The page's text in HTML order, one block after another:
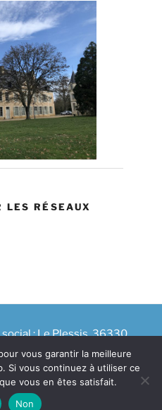
LES RÉSEAUX
: Le Plessis, 36330
| Intégration & Design :
vous garantir la meilleure
Si vous continuez à utiliser ce
vous en êtes satisfait.
Non